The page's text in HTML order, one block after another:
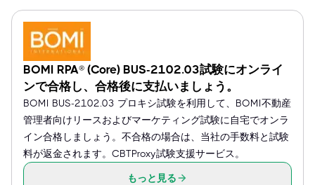
BOMI RPA® (Core) BUS-2102.03試験にオンライ
ンで合格し、合格後に支払いましょう。
BOMI BUS-2102.03 プロキシ試験を利用して、BOMI不動産
管理者向けリースおよびマーケティング試験に自宅でオンラ
イン合格しましょう。不合格の場合は、当社の手数料と試験
料が返金されます。CBTProxy試験支援サービス。
もっと見る